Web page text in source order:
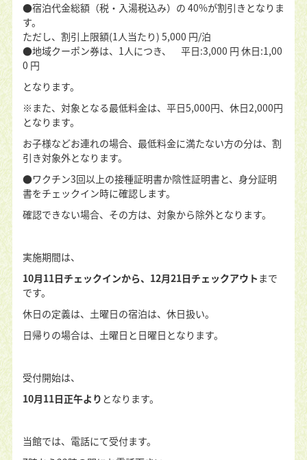
●宿泊代金総額（税・入湯税込み）の 40%が割引きとなりま
す。
ただし、割引上限額(1人当たり) 5,000 円/泊
●地域クーポン券は、1人につき、 平日:3,000 円 休日:1,00
0 円
となります。
※また、対象となる最低料金は、平日5,000円、休日2,000円
となります。
お子様などお連れの場合、最低料金に満たない方の分は、割
引き対象外となります。
●ワクチン3回以上の接種証明書か陰性証明書と、身分証明
書をチェックイン時に確認します。
確認できない場合、その方は、対象から除外となります。
実施期間は、
10月11日チェックインから、12月21日チェックアウト まで
です。
休日の定義は、土曜日の宿泊は、休日扱い。
日帰りの場合は、土曜日と日曜日となります。
受付開始は、
10月11日正午より となります。
当館では、電話にて受付ます。